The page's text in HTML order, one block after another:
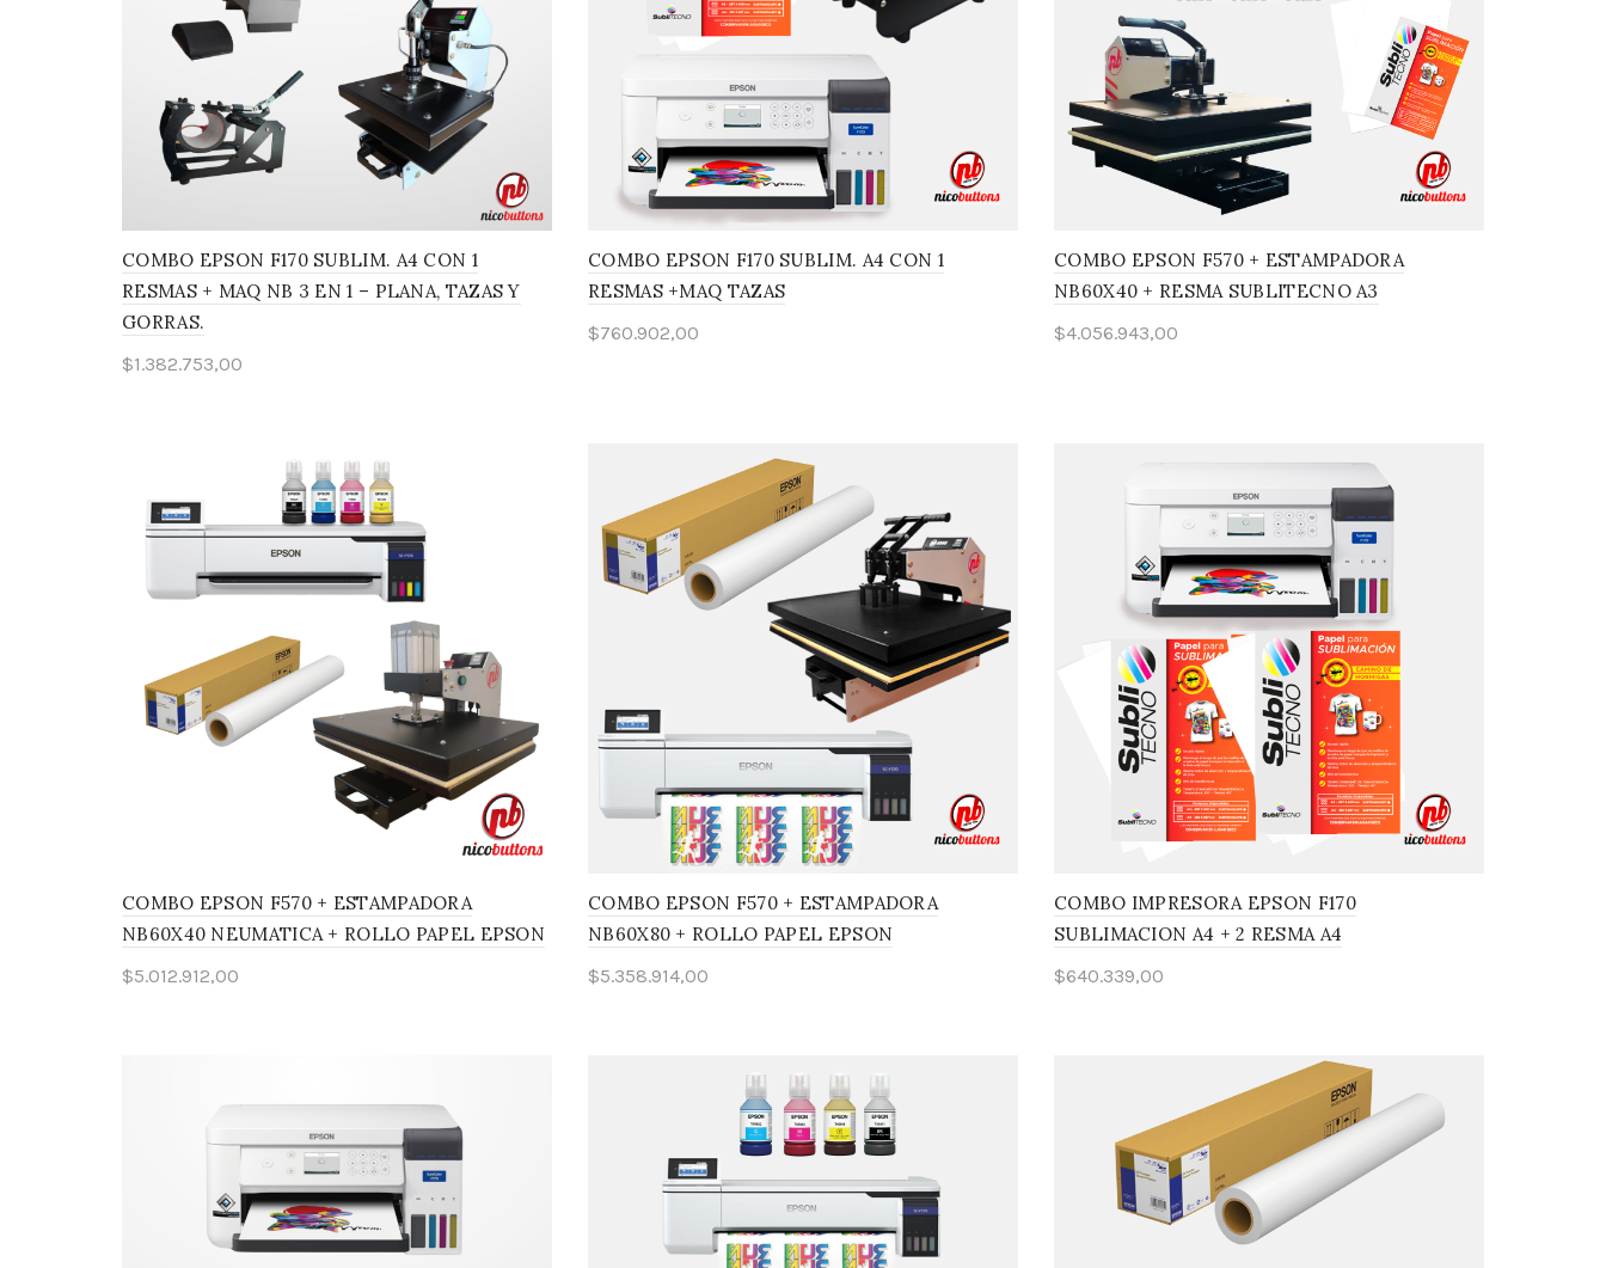
COMBO EPSON F170 SUBLIM. A4 CON 1
RESMAS + MAQ NB 3 EN 1 – PLANA, TAZAS Y
GORRAS.
$1.382.753,00
COMBO EPSON F170 SUBLIM. A4 CON 1
RESMAS +MAQ TAZAS
$760.902,00
COMBO EPSON F570 + ESTAMPADORA
NB60X40 + RESMA SUBLITECNO A3
$4.056.943,00
COMBO EPSON F570 + ESTAMPADORA
NB60X40 NEUMATICA + ROLLO PAPEL EPSON
$5.012.912,00
COMBO EPSON F570 + ESTAMPADORA
NB60X80 + ROLLO PAPEL EPSON
$5.358.914,00
COMBO IMPRESORA EPSON F170
SUBLIMACION A4 + 2 RESMA A4
$640.339,00